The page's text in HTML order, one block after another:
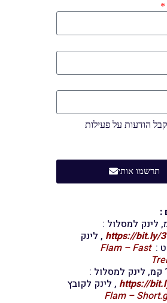
הודעות על פעילות
תרשמו אותי
:
https://bit.ly/ , לינק
:
Flam – Fast
https:// , לינק לקובץ
Flam –